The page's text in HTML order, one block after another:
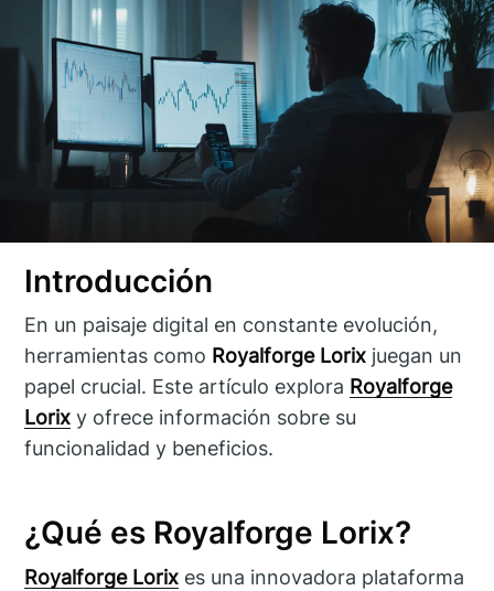
Introducción
En un paisaje digital en constante evolución,
herramientas como Royalforge Lorix juegan un
papel crucial. Este artículo explora Royalforge
Lorix y ofrece información sobre su
funcionalidad y beneficios.
¿Qué es Royalforge Lorix?
Royalforge Lorix es una innovadora plataforma